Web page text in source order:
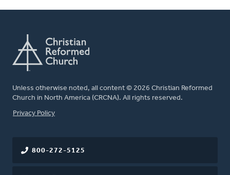
Unless otherwise noted, all content © 2026 Christian Reformed
Church in North America (CRCNA). All rights reserved.
FOOTER
Privacy Policy
800-272-5125